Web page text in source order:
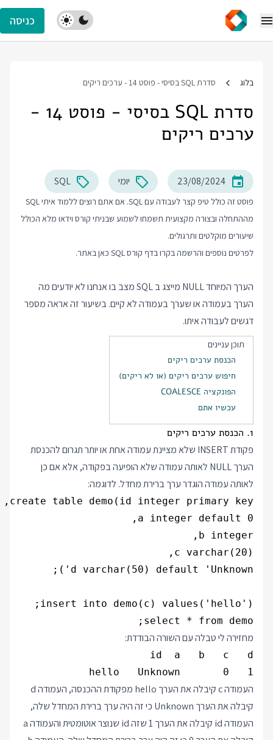
כניסה
בלוג סדרת SQL בסיסי - פוסט 14 - ערכים ריקים
סדרת SQL בסיסי - פוסט 14 -
ערכים ריקים
23/08/2024 יומי SQL
פוסט זה כולל טיפ קצר לעבודה עם SQL. אם אתם רוצים ללמוד איתי SQL
מההתחלה ובצורה מקצועית תשמחו לשמוע שבניתי קורס וידאו מלא הכולל
שיעורים מוקלטים ותרגולים.
לפרטים נוספים והרשמה בקרו בדף קורס SQL כאן באתר.
הערך המיוחד NULL מייצג ב SQL מצב בו אנחנו לא יודעים מה
הערך בעמודה או שערך בעמודה לא קיים. בשיעור זה אראה מספר
דגשים לעבודה איתו.
תוכן עניינים
הכנסת ערכים ריקים
חיפוש ערכים ריקים (או לא ריקים)
הפונקציה COALESCE
עכשיו אתם
1. הכנסת ערכים ריקים
פקודת INSERT שלא מציינת עמודה אחת או יותר תגרום להכנסת
הערך NULL לאותה עמודה שלא הופיעה בפקודה, אלא אם כן
לאותה עמודה הוגדר ערך ברירת מחדל. לדוגמה:
select * from demo;
מחזירה לי טבלה עם השורה הבודדת:
1   0       hello   Unknown
העמודה c קיבלה את הערך hello מפקודת ההכנסה, העמודה d
קיבלה את הערך Unknown כי זה היה ערך ברירת המחדל שלה,
העמודה id קיבלה את הערך 1 שזה id שנוצר אוטומטית והעמודה a